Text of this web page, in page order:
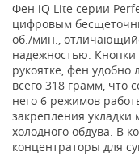
Фен iQ Lite серии
цифровым
об./мин.,
надежностью.
рукоятке, фен
всего 318 грамм, что
него 6 режимов
закрепления укладки
холодного обдува. В
концентраторы для